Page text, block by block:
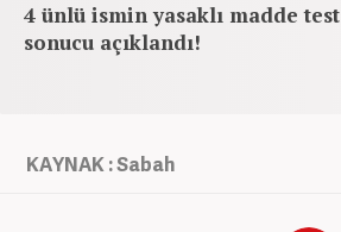
4 ünlü ismin yasaklı madde test
sonucu açıklandı!
KAYNAK : Sabah